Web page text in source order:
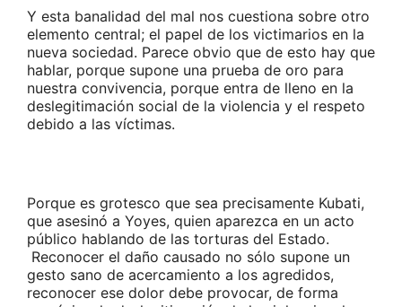
Y esta banalidad del mal nos cuestiona sobre otro
elemento central; el papel de los victimarios en la
nueva sociedad. Parece obvio que de esto hay que
hablar, porque supone una prueba de oro para
nuestra convivencia, porque entra de lleno en la
deslegitimación social de la violencia y el respeto
debido a las víctimas.
Porque es grotesco que sea precisamente Kubati,
que asesinó a Yoyes, quien aparezca en un acto
público hablando de las torturas del Estado.
Reconocer el daño causado no sólo supone un
gesto sano de acercamiento a los agredidos,
reconocer ese dolor debe provocar, de forma